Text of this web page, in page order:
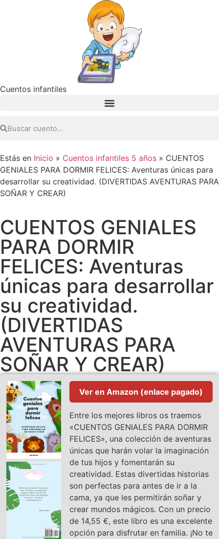
Cuentos infantiles
Estás en Inicio » Cuentos infantiles 5 años » CUENTOS
GENIALES PARA DORMIR FELICES: Aventuras únicas para
desarrollar su creatividad. (DIVERTIDAS AVENTURAS PARA
SOÑAR Y CREAR)
CUENTOS GENIALES
PARA DORMIR
FELICES: Aventuras
únicas para desarrollar
su creatividad.
(DIVERTIDAS
AVENTURAS PARA
SOÑAR Y CREAR)
Ver en Amazon (enlace pagado)
Entre los mejores libros os traemos
«CUENTOS GENIALES PARA DORMIR
FELICES», una colección de aventuras
únicas que harán volar la imaginación
de tus hijos y fomentarán su
creatividad. Estas divertidas historias
son perfectas para antes de ir a la
cama, ya que les permitirán soñar y
crear mundos mágicos. Con un precio
de 14,55 €, este libro es una excelente
opción para disfrutar en familia. ¡No te